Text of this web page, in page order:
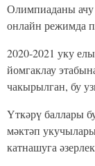
Олимпиаданы ачу
онлайн режимда
2020-2021 уку
йомгаклау
чакырылган, бу
Үткәрү баллары
мәктәп
катнашуга